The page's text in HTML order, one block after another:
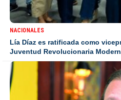
NACIONALES
Lía Díaz es ratificada como
Juventud Revolucionaria